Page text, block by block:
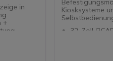
in
+
Kiosksysteme
32-Zoll-